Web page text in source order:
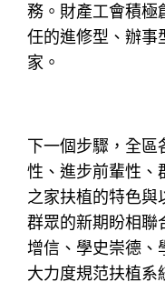
務。財產工會積極
任的進修型、辦事
家。
下一個步驟，全區
性、進步前輩性、
之家扶植的特色與
群眾的新期盼相聯
增信、學史崇德、
大力度規范扶植系